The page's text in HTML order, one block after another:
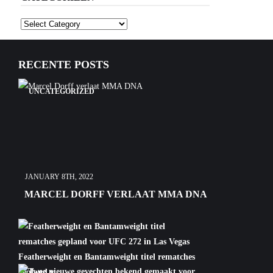
Categorieën
RECENTE POSTS
UNCATEGORIZED
JANUARY 8TH, 2022
MARCEL DORFF VERLAAT MMA DNA
Featherweight en Bantamweight titel rematches